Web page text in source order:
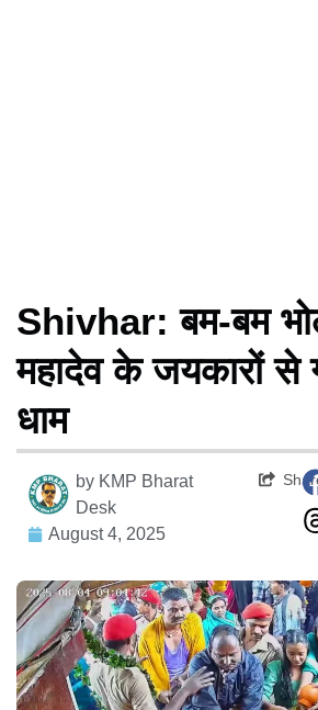
Shivhar: बम-बम
महादेव के जयकारों से
धाम
by KMP Bharat
Desk
August 4, 2025